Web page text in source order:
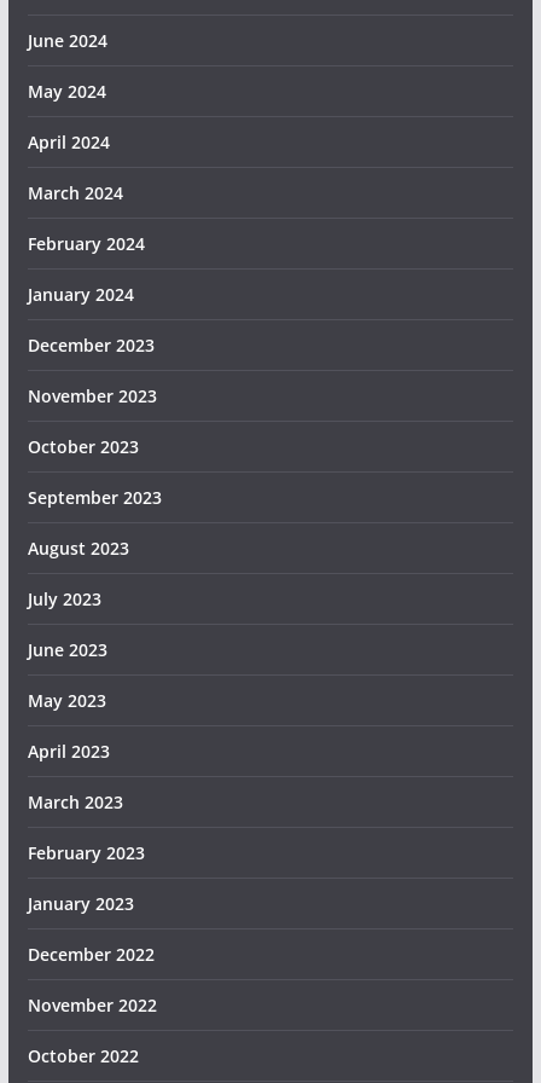
June 2024
May 2024
April 2024
March 2024
February 2024
January 2024
December 2023
November 2023
October 2023
September 2023
August 2023
July 2023
June 2023
May 2023
April 2023
March 2023
February 2023
January 2023
December 2022
November 2022
October 2022